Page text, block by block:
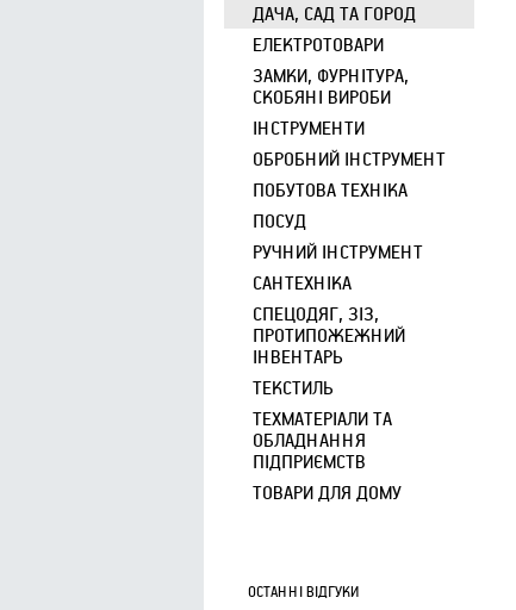
ДАЧА, САД ТА ГОРОД
ЕЛЕКТРОТОВАРИ
ЗАМКИ, ФУРНІТУРА,
СКОБЯНІ ВИРОБИ
ІНСТРУМЕНТИ
ОБРОБНИЙ ІНСТРУМЕНТ
ПОБУТОВА ТЕХНІКА
ПОСУД
РУЧНИЙ ІНСТРУМЕНТ
САНТЕХНІКА
СПЕЦОДЯГ, ЗІЗ,
ПРОТИПОЖЕЖНИЙ
ІНВЕНТАРЬ
ТЕКСТИЛЬ
ТЕХМАТЕРІАЛИ ТА
ОБЛАДНАННЯ
ПІДПРИЄМСТВ
ТОВАРИ ДЛЯ ДОМУ
ОСТАННІ ВІДГУКИ